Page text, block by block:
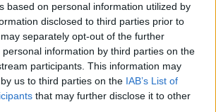
based on personal information utilized by
disclosed to third parties prior to
separately opt-out of the further
information by third parties on the
participants. This information may
us to third parties on the IAB’s List of
that may further disclose it to other
sálját imádni fogod!